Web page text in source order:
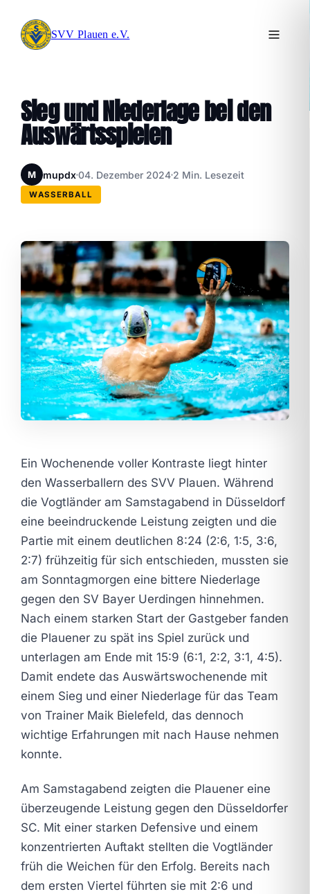
SVV Plauen e.V.
Sieg und Niederlage bei den
Auswärtsspielen
M mupdx04. Dezember 20242 Min. Lesezeit
WASSERBALL
Ein Wochenende voller Kontraste liegt hinter
den Wasserballern des SVV Plauen. Während
die Vogtländer am Samstagabend in Düsseldorf
eine beeindruckende Leistung zeigten und die
Partie mit einem deutlichen 8:24 (2:6, 1:5, 3:6,
2:7) frühzeitig für sich entschieden, mussten sie
am Sonntagmorgen eine bittere Niederlage
gegen den SV Bayer Uerdingen hinnehmen.
Nach einem starken Start der Gastgeber fanden
die Plauener zu spät ins Spiel zurück und
unterlagen am Ende mit 15:9 (6:1, 2:2, 3:1, 4:5).
Damit endete das Auswärtswochenende mit
einem Sieg und einer Niederlage für das Team
von Trainer Maik Bielefeld, das dennoch
wichtige Erfahrungen mit nach Hause nehmen
konnte.
Am Samstagabend zeigten die Plauener eine
überzeugende Leistung gegen den Düsseldorfer
SC. Mit einer starken Defensive und einem
konzentrierten Auftakt stellten die Vogtländer
früh die Weichen für den Erfolg. Bereits nach
dem ersten Viertel führten sie mit 2:6 und